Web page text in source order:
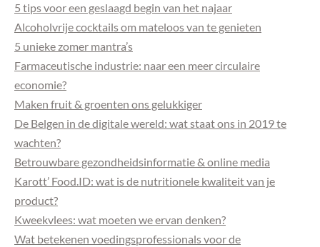
5 tips voor een geslaagd begin van het najaar
Alcoholvrije cocktails om mateloos van te genieten
5 unieke zomer mantra’s
Farmaceutische industrie: naar een meer circulaire
economie?
Maken fruit & groenten ons gelukkiger
De Belgen in de digitale wereld: wat staat ons in 2019 te
wachten?
Betrouwbare gezondheidsinformatie & online media
Karott’ Food.ID: wat is de nutritionele kwaliteit van je
product?
Kweekvlees: wat moeten we ervan denken?
Wat betekenen voedingsprofessionals voor de